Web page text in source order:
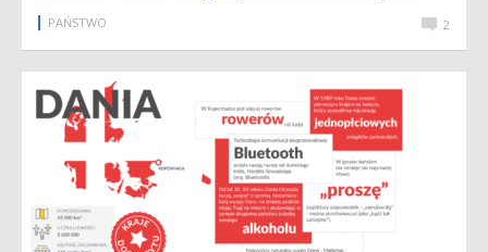
PAŃSTWO 2